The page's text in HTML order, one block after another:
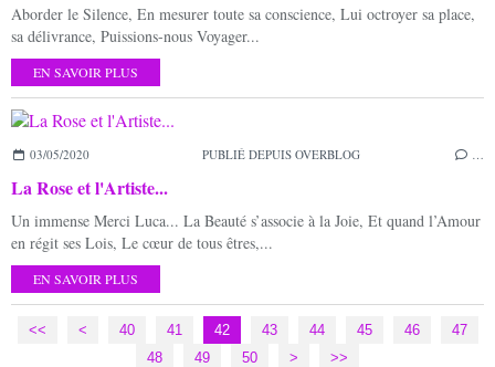
Aborder le Silence, En mesurer toute sa conscience, Lui octroyer sa place,
sa délivrance, Puissions-nous Voyager...
EN SAVOIR PLUS
03/05/2020 PUBLIÉ DEPUIS OVERBLOG
La Rose et l'Artiste...
Un immense Merci Luca... La Beauté s’associe à la Joie, Et quand l’Amour
en régit ses Lois, Le cœur de tous êtres,...
EN SAVOIR PLUS
<< < 10
20
30
40 41 42 43 44 45 46
47
48
49 50 60
70
> >>